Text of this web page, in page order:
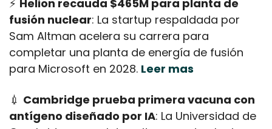
⚡ Helion recauda $465M para planta de
fusión nuclear: La startup respaldada por
Sam Altman acelera su carrera para
completar una planta de energía de fusión
para Microsoft en 2028. Leer mas
💉 Cambridge prueba primera vacuna con
antígeno diseñado por IA: La Universidad de